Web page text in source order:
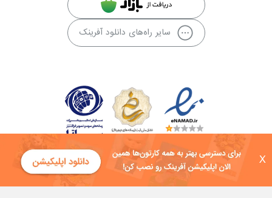
X
سایر راه‌های دانلود آفرینک
کلیه حقوق این سایت به شرکت توسعه فناوی هفت آسمان توکان تعلق دارد و